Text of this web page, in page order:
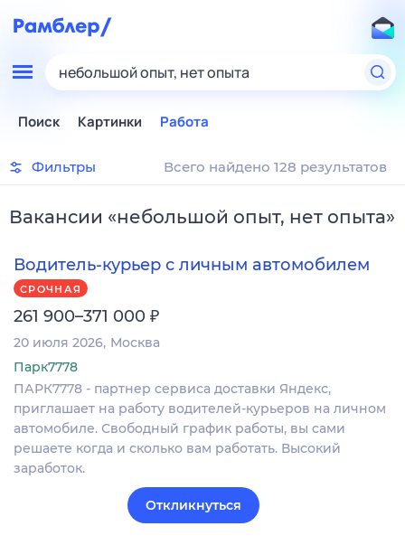
небольшой опыт, нет опыта
Поиск Картинки Работа
Фильтры Всего найдено 128 результатов
Вакансии «небольшой опыт, нет опыта»
Водитель-курьер с личным автомобилем
СРОЧНАЯ
261 900–371 000 ₽
20 июля 2026 Москва
Парк7778
ПАРК7778 - партнер сервиса доставки Яндекс,
приглашает на работу водителей-курьеров на личном
автомобиле. Свободный график работы, вы сами
решаете когда и сколько вам работать. Высокий
заработок.
Откликнуться